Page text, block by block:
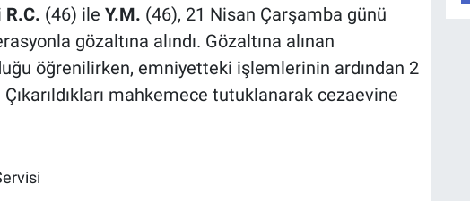
R.C. (46) ile Y.M. (46), 21 Nisan Çarşamba günü
gözaltına alındı. Gözaltına alınan
öğrenilirken, emniyetteki işlemlerinin ardından 2
mahkemece tutuklanarak cezaevine